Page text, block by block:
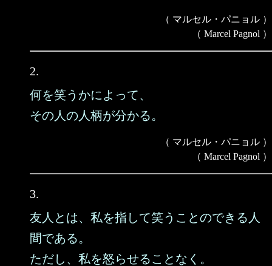
（ マルセル・パニョル ）
（ Marcel Pagnol ）
2.
何を笑うかによって、
その人の人柄が分かる。
（ マルセル・パニョル ）
（ Marcel Pagnol ）
3.
友人とは、私を指して笑うことのできる人
間である。
ただし、私を怒らせることなく。